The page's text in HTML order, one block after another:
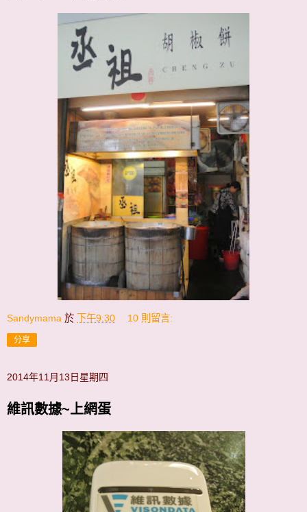
Sandymama 於 下午9:30 10 則留言:
分享
2014年11月13日星期四
維訊數據~上網蛋